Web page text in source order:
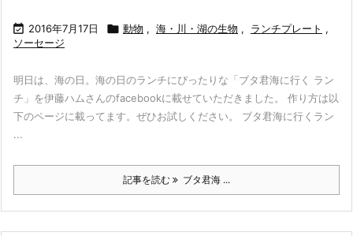
 2016年7月17日  動物 , 海・川・湖の生物 , ランチプレート ,
ソーセージ
明日は、海の日。海の日のランチにぴったりな「ブタ君海に行く ラン
チ」を伊藤ハムさんのfacebookに載せていただきました。 作り方は以
下のページに載ってます。ぜひお試しください。 ブタ君海に行くラン
...
記事を読む ブタ君海 ...